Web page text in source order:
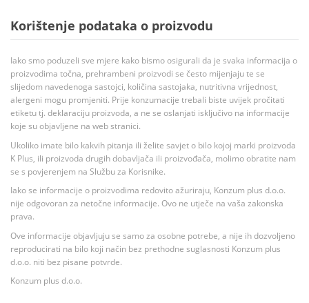
Korištenje podataka o proizvodu
Iako smo poduzeli sve mjere kako bismo osigurali da je svaka informacija o
proizvodima točna, prehrambeni proizvodi se često mijenjaju te se
slijedom navedenoga sastojci, količina sastojaka, nutritivna vrijednost,
alergeni mogu promjeniti. Prije konzumacije trebali biste uvijek pročitati
etiketu tj. deklaraciju proizvoda, a ne se oslanjati isključivo na informacije
koje su objavljene na web stranici.
Ukoliko imate bilo kakvih pitanja ili želite savjet o bilo kojoj marki proizvoda
K Plus, ili proizvoda drugih dobavljača ili proizvođača, molimo obratite nam
se s povjerenjem na Službu za Korisnike.
Iako se informacije o proizvodima redovito ažuriraju, Konzum plus d.o.o.
nije odgovoran za netočne informacije. Ovo ne utječe na vaša zakonska
prava.
Ove informacije objavljuju se samo za osobne potrebe, a nije ih dozvoljeno
reproducirati na bilo koji način bez prethodne suglasnosti Konzum plus
d.o.o. niti bez pisane potvrde.
Konzum plus d.o.o.